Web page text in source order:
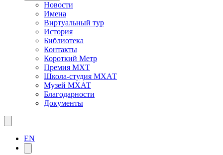
Новости
Имена
Виртуальный тур
История
Библиотека
Контакты
Короткий Метр
Премия МХТ
Школа-студия МХАТ
Музей МХАТ
Благодарности
Документы
EN